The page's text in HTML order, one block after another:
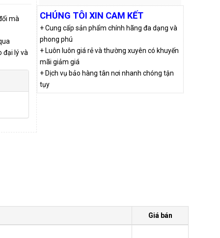
mà
đại lý và
CHÚNG TÔI XIN CAM KẾT
+ Cung cấp sản phẩm chính hãng đa dạng và
phong phú
+ Luôn luôn giá rẻ và thường xuyên có khuyến
mãi giảm giá
+ Dịch vụ bảo hàng tân nơi nhanh chóng tận
tụy
Giá bán